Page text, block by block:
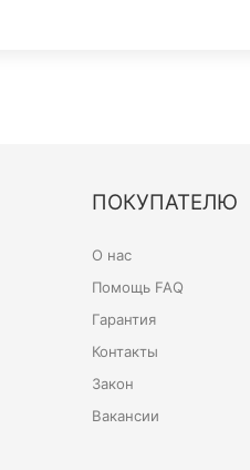
ПОКУПАТЕЛЮ
О нас
Помощь FAQ
Гарантия
Контакты
Закон
Вакансии